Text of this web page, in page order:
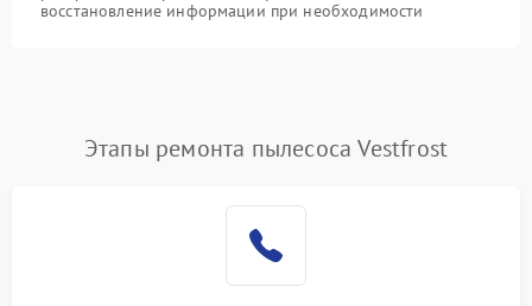
восстановление информации при необходимости
Этапы ремонта пылесоса Vestfrost